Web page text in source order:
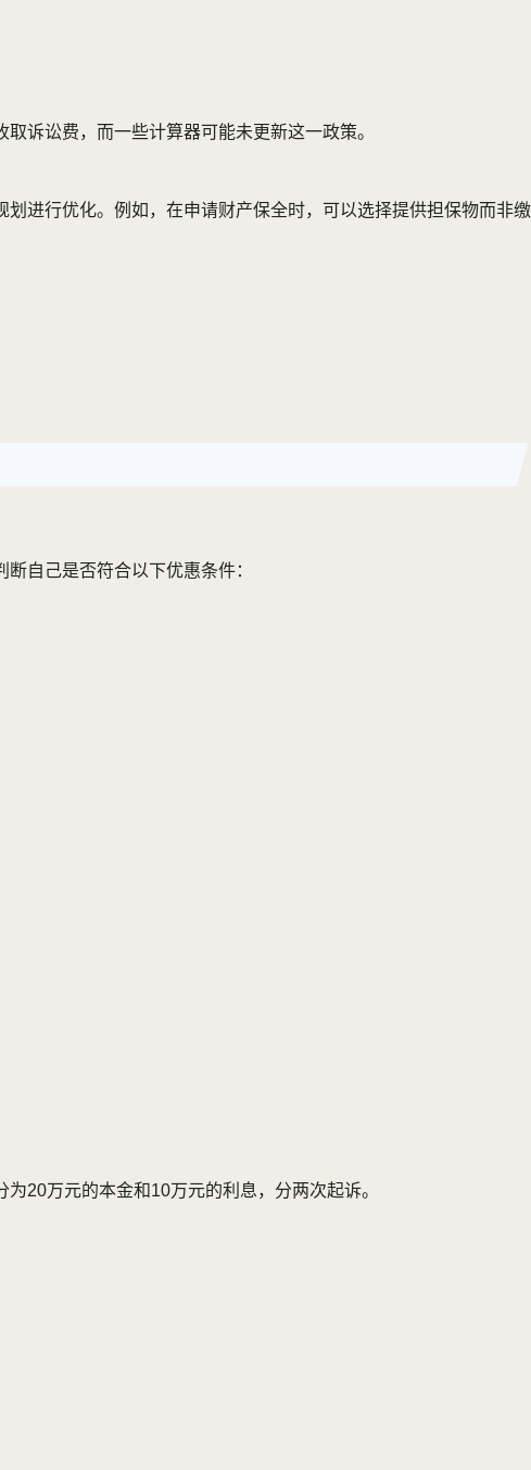
诉讼费，而一些计算器可能未更新这一政策。
进行优化。例如，在申请财产保全时，可以选择提供担保物而非缴
自己是否符合以下优惠条件：
20万元的本金和10万元的利息，分两次起诉。